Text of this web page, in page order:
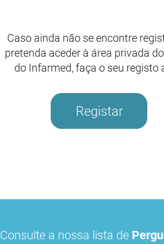
Caso ainda não se encontre
pretenda aceder à área privada
do Infarmed, faça o seu registo
Registar
Consulte a nossa lista de